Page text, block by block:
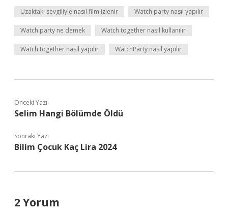
Uzaktaki sevgiliyle nasıl film izlenir Watch party nasıl yapılır
Watch party ne demek Watch together nasıl kullanılır
Watch together nasıl yapılır WatchParty nasıl yapılır
Önceki Yazı
Selim Hangi Bölümde Öldü
Sonraki Yazı
Bilim Çocuk Kaç Lira 2024
2 Yorum